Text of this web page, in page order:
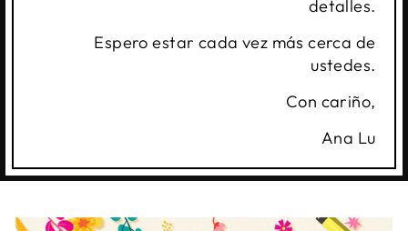
detalles.
Espero estar cada vez más cerca de
ustedes.
Con cariño,
Ana Lu